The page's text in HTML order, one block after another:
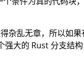
杂乱无章，所以如
强大的 Rust 分支